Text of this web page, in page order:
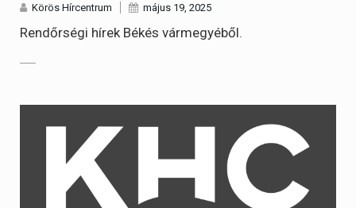
Körös Hírcentrum május 19, 2025
Rendőrségi hírek Békés vármegyéből.